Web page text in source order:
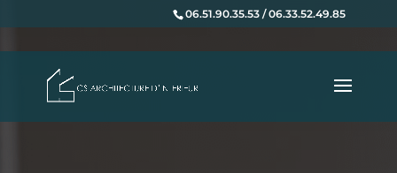
06.51.90.35.53 / 06.33.52.49.85